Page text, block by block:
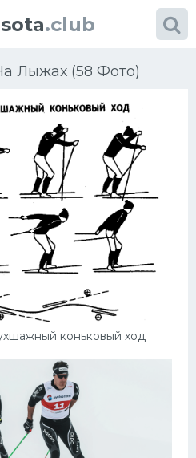
.club
Лыжах (58 Фото)
коньковый ход